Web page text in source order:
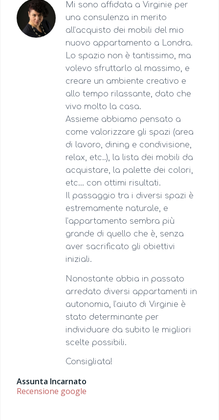
Mi sono affidata a Virginie per
una consulenza in merito
all’acquisto dei mobili del mio
nuovo appartamento a Londra.
Lo spazio non è tantissimo, ma
volevo sfruttarlo al massimo, e
creare un ambiente creativo e
allo tempo rilassante, dato che
vivo molto la casa.
Assieme abbiamo pensato a
come valorizzare gli spazi (area
di lavoro, dining e condivisione,
relax, etc..), la lista dei mobili da
acquistare, la palette dei colori,
etc… con ottimi risultati.
Il passaggio tra i diversi spazi è
estremamente naturale, e
l’appartamento sembra più
grande di quello che è, senza
aver sacrificato gli obiettivi
iniziali.
Nonostante abbia in passato
arredato diversi appartamenti in
autonomia, l’aiuto di Virginie è
stato determinante per
individuare da subito le migliori
scelte possibili.
Consigliata!
Assunta Incarnato
Recensione google